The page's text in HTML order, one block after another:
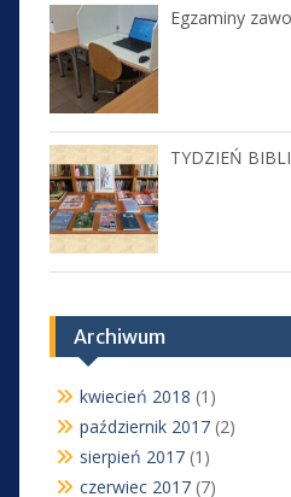
Egzaminy
TYDZIEŃ
Archiwum
kwiecień 2018 (1)
październik 2017(2)
sierpień 2017(1)
czerwiec 2017(7)